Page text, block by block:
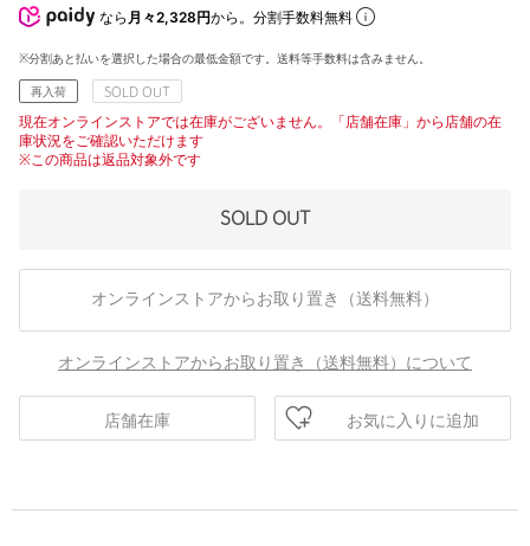
なら 月々2,328円から。分割手数料無料
※分割あと払いを選択した場合の最低金額です。送料等手数料は含みません。
再入荷 SOLD OUT
現在オンラインストアでは在庫がございません。「店舗在庫」から店舗の在
庫状況をご確認いただけます
※この商品は返品対象外です
SOLD OUT
オンラインストアからお取り置き（送料無料）
オンラインストアからお取り置き（送料無料）について
店舗在庫 お気に入りに追加